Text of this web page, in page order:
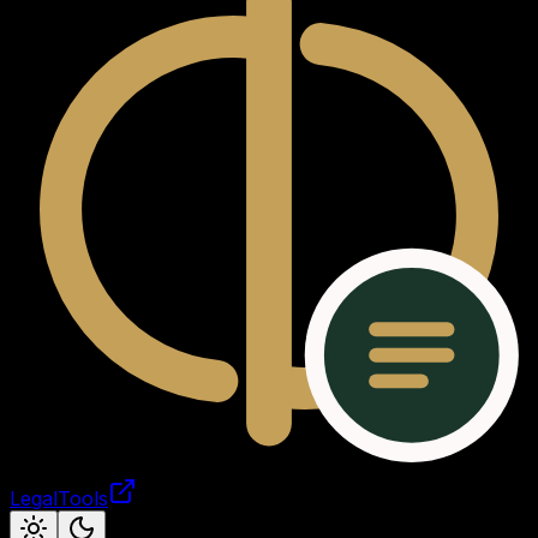
LegalTools